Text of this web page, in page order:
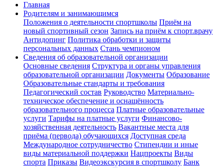
Главная
Родителям и занимающимся
Положения о деятельности спортшколы Приём на
новый спортивный сезон Запись на приём к спорт.врачу
Антидопинг Политика обработки и защиты
персональных данных Стань чемпионом
Сведения об образовательной организации
Основные сведения Структура и органы управления
образовательной организации Документы Образование
Образовательные стандарты и требования
Педагогический состав Руководство Материально-
техническое обеспечение и оснащённость
образовательного процесса Платные образовательные
услуги Тарифы на платные услуги Финансово-
хозяйственная деятельность Вакантные места для
приёма (первода) обучающихся Доступная среда
Международное сотрудничество Стипендии и иные
виды материальной поддержки Нацпроекты Виды
спорта Приказы Видеоэкскурсия в спортшколу Банк